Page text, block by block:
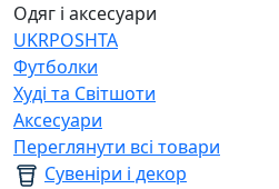
Одяг і аксесуари
UKRPOSHTA
Футболки
Худі та Світшоти
Аксесуари
Переглянути всі товари
Сувеніри і декор